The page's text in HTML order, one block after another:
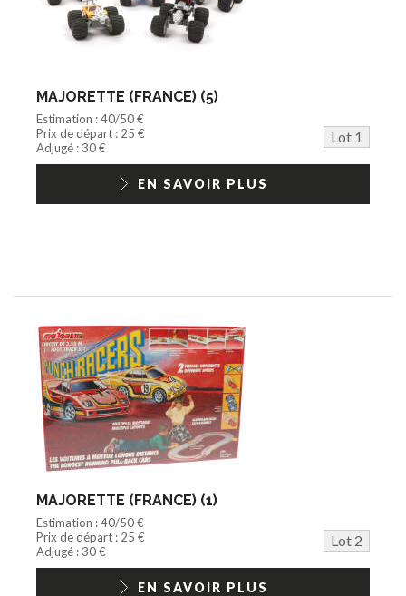
Disque
Agricole
Documentation
Playmobil/Lego
Barbie/Big Jim
Jouets Fast Food
Trading cards
1/18ème moderne
MAJORETTE (FRANCE) (5)
Estimation : 40/50 €
Prix de départ : 25 €
Lot 1
Adjugé : 30 €
EN SAVOIR PLUS
MAJORETTE (FRANCE) (1)
Estimation : 40/50 €
Prix de départ : 25 €
Lot 2
Adjugé : 30 €
EN SAVOIR PLUS